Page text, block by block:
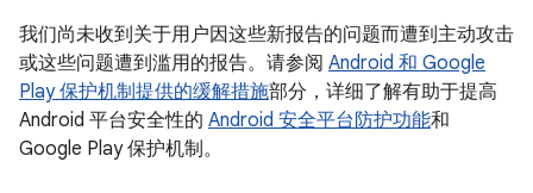
我们尚未收到关于用户因这些新报告的问题而遭到主动攻击
或这些问题遭到滥用的报告。请参阅 Android 和 Google
Play 保护机制提供的缓解措施部分，详细了解有助于提高
Android 平台安全性的 Android 安全平台防护功能和
Google Play 保护机制。